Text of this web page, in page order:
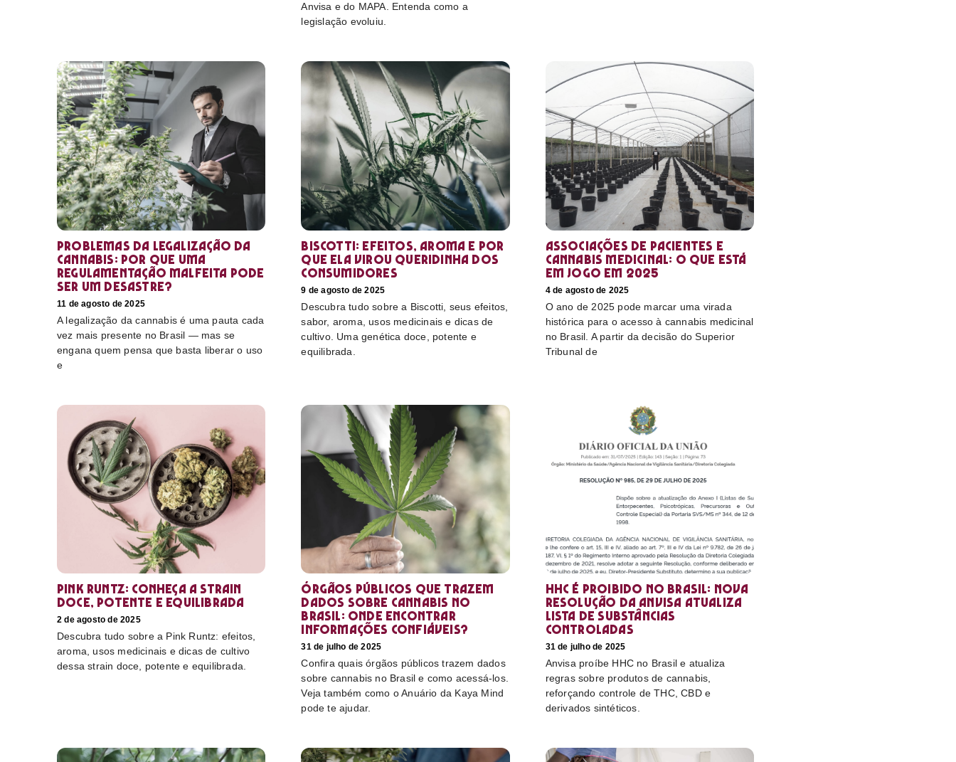
Anvisa e do MAPA. Entenda como a
legislação evoluiu.
Problemas da legalização da
cannabis: por que uma
regulamentação malfeita pode
ser um desastre?
11 de agosto de 2025
A legalização da cannabis é uma pauta cada
vez mais presente no Brasil — mas se
engana quem pensa que basta liberar o uso
e
Biscotti: efeitos, aroma e por
que ela virou queridinha dos
consumidores
9 de agosto de 2025
Descubra tudo sobre a Biscotti, seus efeitos,
sabor, aroma, usos medicinais e dicas de
cultivo. Uma genética doce, potente e
equilibrada.
Associações de pacientes e
cannabis medicinal: o que está
em jogo em 2025
4 de agosto de 2025
O ano de 2025 pode marcar uma virada
histórica para o acesso à cannabis medicinal
no Brasil. A partir da decisão do Superior
Tribunal de
Pink Runtz: conheça a strain
doce, potente e equilibrada
2 de agosto de 2025
Descubra tudo sobre a Pink Runtz: efeitos,
aroma, usos medicinais e dicas de cultivo
dessa strain doce, potente e equilibrada.
Órgãos públicos que trazem
dados sobre cannabis no
Brasil: onde encontrar
informações confiáveis?
31 de julho de 2025
Confira quais órgãos públicos trazem dados
sobre cannabis no Brasil e como acessá-los.
Veja também como o Anuário da Kaya Mind
pode te ajudar.
HHC é proibido no Brasil: nova
resolução da Anvisa atualiza
lista de substâncias
controladas
31 de julho de 2025
Anvisa proíbe HHC no Brasil e atualiza
regras sobre produtos de cannabis,
reforçando controle de THC, CBD e
derivados sintéticos.